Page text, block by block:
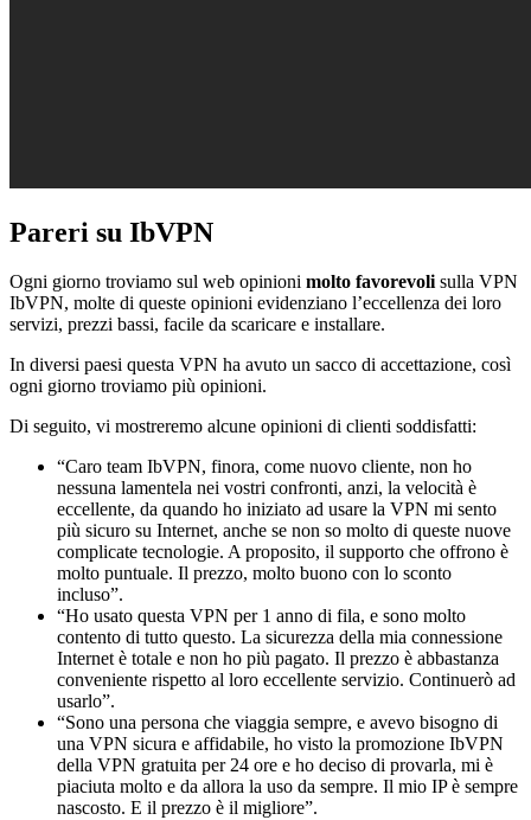
Pareri su IbVPN
Ogni giorno troviamo sul web opinioni molto favorevolisulla VPN
IbVPN, molte di queste opinioni evidenziano l’eccellenza dei loro
servizi, prezzi bassi, facile da scaricare e installare.
In diversi paesi questa VPN ha avuto un sacco di accettazione, così
ogni giorno troviamo più opinioni.
Di seguito, vi mostreremo alcune opinioni di clienti soddisfatti:
“Caro team IbVPN, finora, come nuovo cliente, non ho
nessuna lamentela nei vostri confronti, anzi, la velocità è
eccellente, da quando ho iniziato ad usare la VPN mi sento
più sicuro su Internet, anche se non so molto di queste nuove
complicate tecnologie. A proposito, il supporto che offrono è
molto puntuale. Il prezzo, molto buono con lo sconto
incluso”.
“Ho usato questa VPN per 1 anno di fila, e sono molto
contento di tutto questo. La sicurezza della mia connessione
Internet è totale e non ho più pagato. Il prezzo è abbastanza
conveniente rispetto al loro eccellente servizio. Continuerò ad
usarlo”.
“Sono una persona che viaggia sempre, e avevo bisogno di
una VPN sicura e affidabile, ho visto la promozione IbVPN
della VPN gratuita per 24 ore e ho deciso di provarla, mi è
piaciuta molto e da allora la uso da sempre. Il mio IP è sempre
nascosto. E il prezzo è il migliore”.